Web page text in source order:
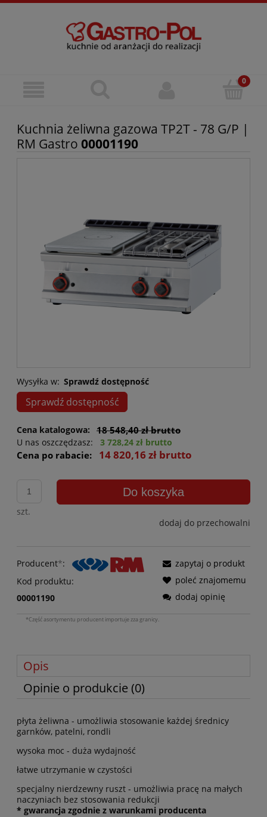
Kuchnia żeliwna gazowa TP2T - 78 G/P |
RM Gastro 00001190
Wysyłka w: Sprawdź dostępność
Sprawdź dostępność
Cena katalogowa: 18 548,40 zł brutto
U nas oszczędzasz: 3 728,24 zł brutto
Cena po rabacie: 14 820,16 zł brutto
szt.
Do koszyka
dodaj do przechowalni
Producent*:
Kod produktu:
00001190
zapytaj o produkt
poleć znajomemu
dodaj opinię
*Część asortymentu producent importuje zza granicy.
Opis
Opinie o produkcie (0)
płyta żeliwna - umożliwia stosowanie każdej średnicy
garnków, patelni, rondli
wysoka moc - duża wydajność
łatwe utrzymanie w czystości
specjalny nierdzewny ruszt - umożliwia pracę na małych
naczyniach bez stosowania redukcji
* gwarancja zgodnie z warunkami producenta